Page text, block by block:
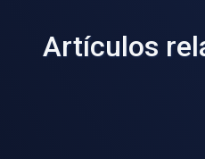
Artículos